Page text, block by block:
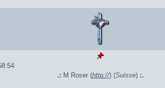
.: M Roser (http://) (Suisse) :.